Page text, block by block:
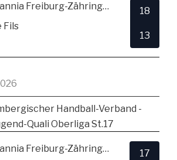
TSV Alemannia Freiburg-Zähringen
Fils
18
13
Handball-Verband -
Quali Oberliga St.17
TSV Alemannia Freiburg-Zähringen
17